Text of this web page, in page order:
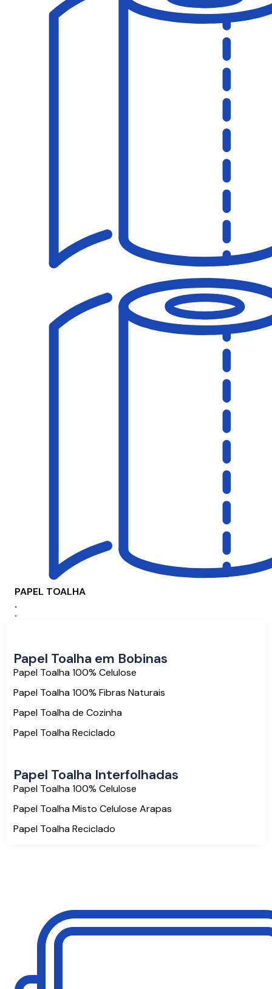
PAPEL TOALHA
Papel Toalha em Bobinas
Papel Toalha 100% Celulose
Papel Toalha 100% Fibras Naturais
Papel Toalha de Cozinha
Papel Toalha Reciclado
Papel Toalha Interfolhadas
Papel Toalha 100% Celulose
Papel Toalha Misto Celulose Arapas
Papel Toalha Reciclado